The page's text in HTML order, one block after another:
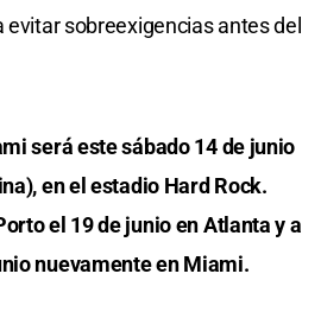
evitar sobreexigencias antes del
será este sábado 14 de junio
en el estadio Hard Rock.
el 19 de junio en Atlanta y a
nuevamente en Miami.